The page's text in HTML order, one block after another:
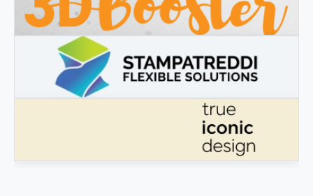
3DBOOSTER
3DBooster - Prodotti innovativi per stampa 3D